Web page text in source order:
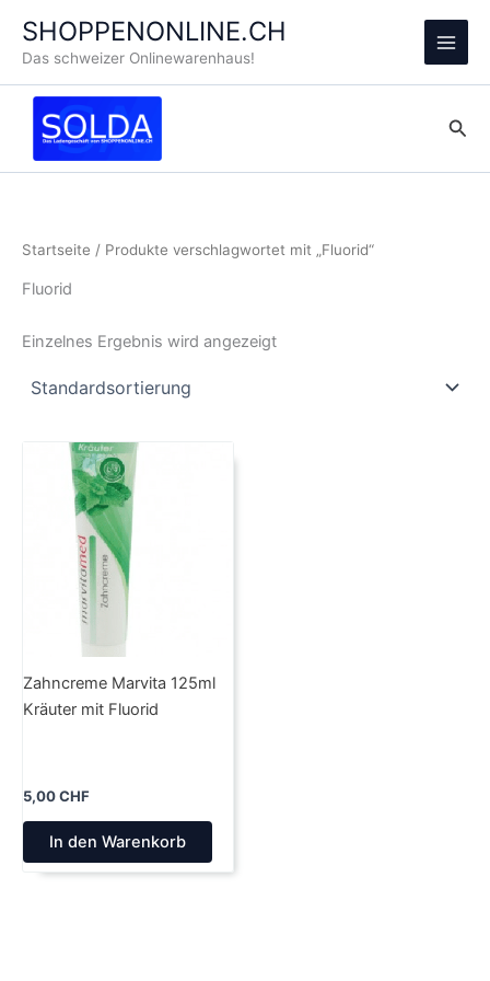
Inhalt
springen
SHOPPENONLINE.CH
Das schweizer Onlinewarenhaus!
Main
Startseite / Produkte verschlagwortet mit „Fluorid“
Fluorid
Einzelnes Ergebnis wird angezeigt
Zahncreme Marvita 125ml
Kräuter mit Fluorid
5,00CHF
In den Warenkorb